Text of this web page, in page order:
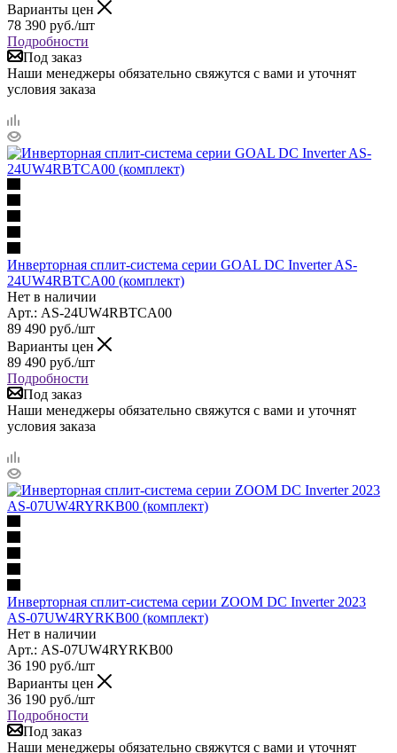
Варианты цен
78 390 руб./шт
Подробности
Под заказ
Наши менеджеры обязательно свяжутся с вами и уточнят
условия заказа
Инверторная сплит-система серии GOAL DC Inverter AS-
24UW4RBTCA00 (комплект)
Нет в наличии
Арт.: AS-24UW4RBTCA00
89 490 руб./шт
Варианты цен
89 490 руб./шт
Подробности
Под заказ
Наши менеджеры обязательно свяжутся с вами и уточнят
условия заказа
Инверторная сплит-система серии ZOOM DC Inverter 2023
AS-07UW4RYRKB00 (комплект)
Нет в наличии
Арт.: AS-07UW4RYRKB00
36 190 руб./шт
Варианты цен
36 190 руб./шт
Подробности
Под заказ
Наши менеджеры обязательно свяжутся с вами и уточнят